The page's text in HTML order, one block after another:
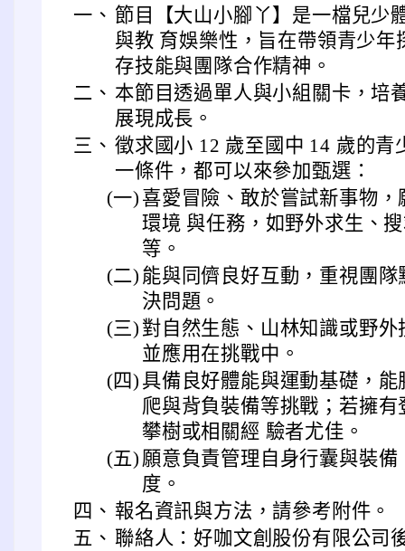
一、 節目【大山小腳丫】是一檔兒少
與教 育娛樂性，旨在帶領青少
存技能與團隊合作精神。
二、 本節目透過單人與小組關卡，培
展現成長。
三、 徵求國小 12 歲至國中 14 歲的青
一條件，都可以來參加甄選：
(一) 喜愛冒險、敢於嘗試新事物
環境 與任務，如野外求生、
等。
(二) 能與同儕良好互動，重視團
決問題。
(三) 對自然生態、山林知識或野
並應用在挑戰中。
(四) 具備良好體能與運動基礎，
爬與背負裝備等挑戰；若擁
攀樹或相關經 驗者尤佳。
(五) 願意負責管理自身行囊與裝
度。
四、 報名資訊與方法，請參考附件。
五、 聯絡人：好咖文創股份有限公司